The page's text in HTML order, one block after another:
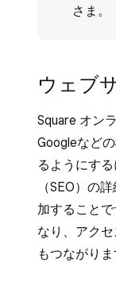
さま。
ウェブ
Square オン
Googleなど
るようにす
（SEO）の
加すること
なり、アク
もつながりま